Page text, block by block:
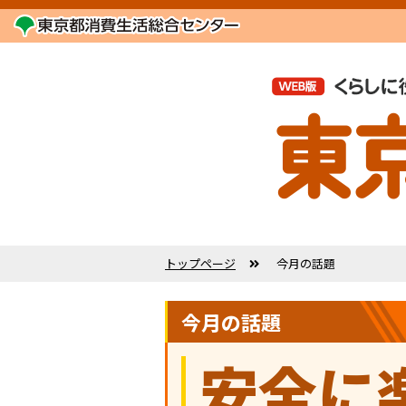
トップページ 今月の話題
今月の話題